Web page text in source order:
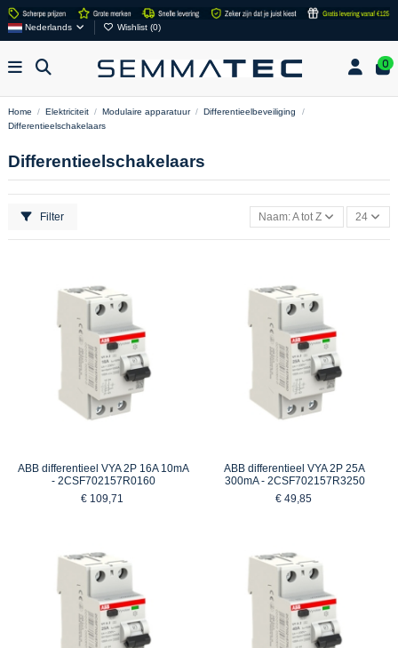
Nederlands Wishlist (0)
0
Home Elektriciteit Modulaire apparatuur
Differentieelbeveiliging
Differentieelschakelaars
Differentieelschakelaars
Filter Naam: A tot Z 24
ABB differentieel VYA 2P 16A 10mA
- 2CSF702157R0160
€ 109,71
ABB differentieel VYA 2P 25A
300mA - 2CSF702157R3250
€ 49,85